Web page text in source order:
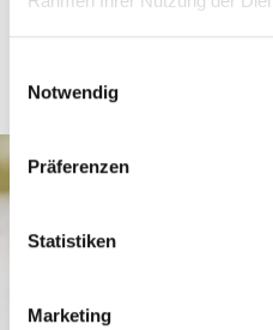
Notwendig
Präferenzen
Statistiken
Marketing